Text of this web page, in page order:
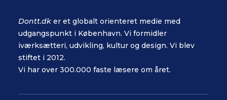
Dontt.dk er et globalt orienteret medie med
udgangspunkt i København. Vi formidler
iværksætteri, udvikling, kultur og design. Vi blev
stiftet i 2012.
Vi har over 300.000 faste læsere om året.